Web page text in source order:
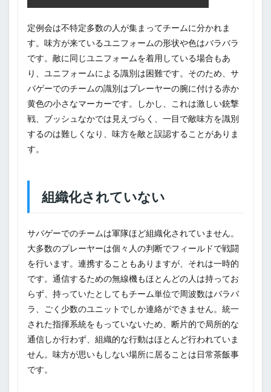
定例会は不特定多数の人が集まってチームに分かれま
す。味方が来ているユニフォームの形状や色はバラバラ
です。敵に同じユニフォームを着用している場合もあ
り、ユニフォームによる識別は困難です。そのため、サ
バゲーでのチームの識別はプレーヤーの腕に付ける赤か
黄色の小さなマーカーです。しかし、これは激しい銃撃
戦、ブッシュなかでは見えづらく、一目で敵味方を識別
するのは難しくなり、味方を敵と誤認することがありま
す。
組織化されていない
サバゲーでのチームは軍隊ほど組織化されていません。
大多数のプレーヤーは個々人の判断でフィールドで戦闘
を行います。連携することもありますが、それは一時的
です。通信するための無線機もほとんどの人は持ってお
らず、持っていたとしてもチーム単位で周波数はバラバ
ラ、ごく少数のユニットでしか連絡ができません。統一
された指揮系統をもっていないため、断片的で局所的な
通信しか行わず、組織的な行動はほとんど行われていま
せん。味方が思いもしない場所に居ることは日常茶飯事
です。